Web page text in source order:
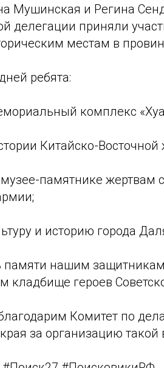
Мушинская и Регина
делегации приняли
местам в
ребята:
комплекс
Китайско-
памятнике жертвам
и историю города
памяти нашим
кладбище героев
Комитет по
за организацию